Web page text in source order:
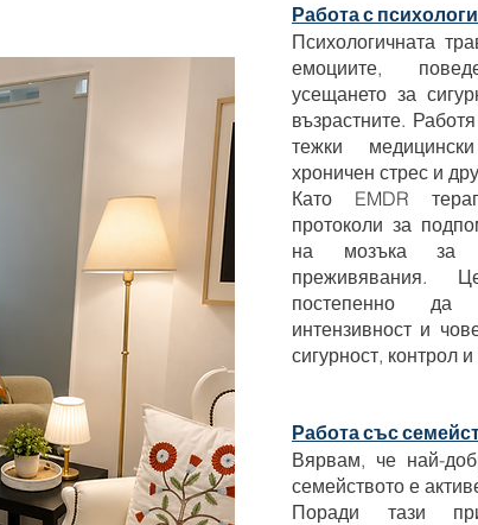
Работа с
Психологичната
емоциите,
усещането за
възрастните.
тежки
хроничен стрес и
Като EMDR
протоколи за
на мозъка за
преживявания.
постепенно да
интензивност и
сигурност, контрол
Работа със
Вярвам, че най-
семейството е
Поради тази